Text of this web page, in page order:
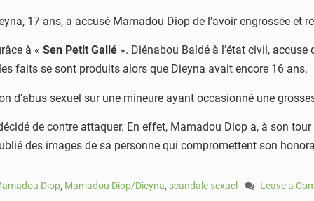
17 ans, a accusé Mamadou Diop de l’avoir engrossée et
à « Sen Petit Gallé ». Diénabou Baldé à l’état civil,
faits se sont produits alors que Dieyna avait encore 16 ans.
d’abus sexuel sur une mineure ayant occasionné une
de contre attaquer. En effet, Mamadou Diop a, à son
des images de sa personne qui compromettent son
Diop, Mamadou Diop/Dieyna, scandale sexuel
Leave a